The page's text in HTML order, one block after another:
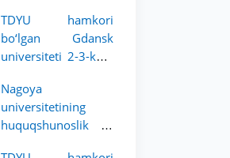
talabalari uchun
akademik mobillik
dasturini e’lon qildi
TDYU hamkori
bo‘lgan Gdansk
universiteti 2-3-kurs
akademik mobillik
dasturini e’lon qildi
Nagoya
universitetining
huquqshunoslik va